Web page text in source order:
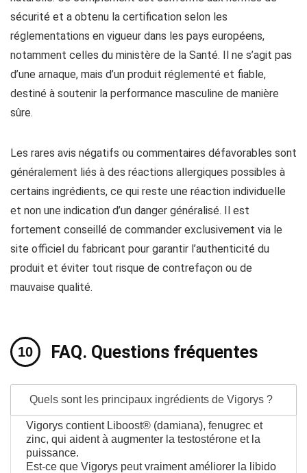
sécurité et a obtenu la certification selon les
réglementations en vigueur dans les pays européens,
notamment celles du ministère de la Santé. Il ne s’agit pas
d’une arnaque, mais d’un produit réglementé et fiable,
destiné à soutenir la performance masculine de manière
sûre.
Les rares avis négatifs ou commentaires défavorables sont
généralement liés à des réactions allergiques possibles à
certains ingrédients, ce qui reste une réaction individuelle
et non une indication d’un danger généralisé. Il est
fortement conseillé de commander exclusivement via le
site officiel du fabricant pour garantir l’authenticité du
produit et éviter tout risque de contrefaçon ou de
mauvaise qualité.
FAQ. Questions fréquentes
Quels sont les principaux ingrédients de Vigorys ?
Vigorys contient Liboost® (damiana), fenugrec et
zinc, qui aident à augmenter la testostérone et la
puissance.
Est-ce que Vigorys peut vraiment améliorer la libido